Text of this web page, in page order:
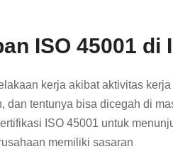
ISO 45001
kerja akibat aktivitas
dan tentunya bisa dicegah di
ISO 45001 untuk
memiliki sasaran